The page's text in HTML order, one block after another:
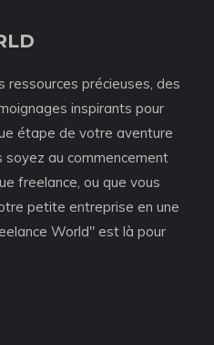
ressources précieuses, des
inspirants pour
étape de votre aventure
soyez au commencement
freelance, ou que vous
petite entreprise en une
World" est là pour